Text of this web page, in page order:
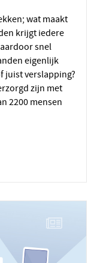
wat maakt
krijgt iedere
snel
eigenlijk
juist verslapping?
zijn met
2200 mensen